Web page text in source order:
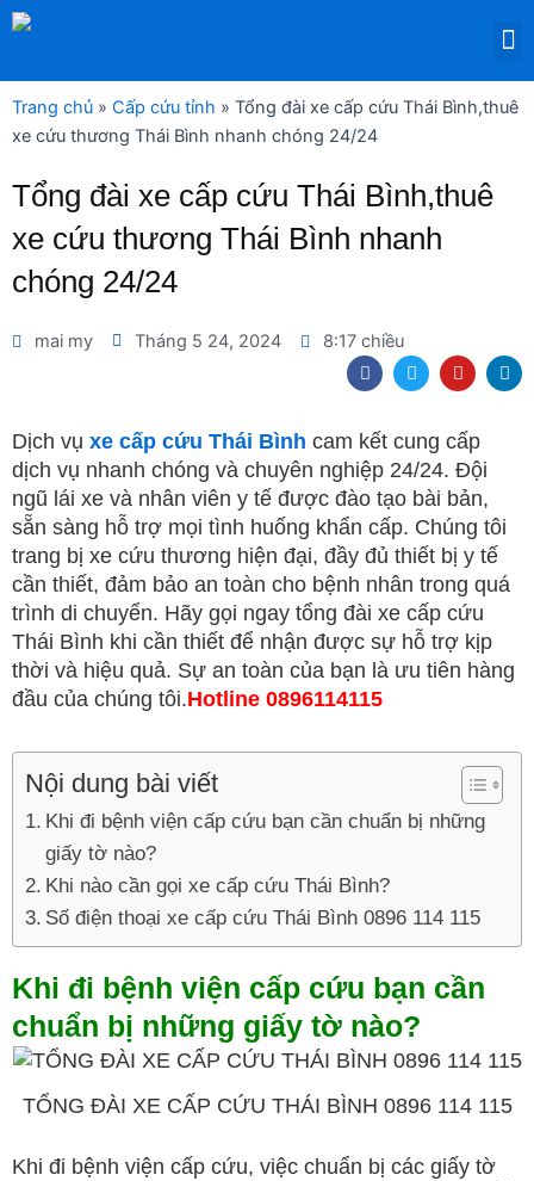
Nhảy
dung
Trang chủ » Cấp cứu tỉnh » Tổng đài xe cấp cứu Thái Bình,thuê
xe cứu thương Thái Bình nhanh chóng 24/24
Tổng đài xe cấp cứu Thái Bình,thuê
xe cứu thương Thái Bình nhanh
chóng 24/24
mai my Tháng 5 24, 2024 8:17 chiều
F
a
c
b
o
o
k
T
w
i
t
e
r
Y
o
u
u
b
e
L
i
n
Dịch vụ xe cấp cứu Thái Bình cam kết cung cấp
dịch vụ nhanh chóng và chuyên nghiệp 24/24. Đội
ngũ lái xe và nhân viên y tế được đào tạo bài bản,
sẵn sàng hỗ trợ mọi tình huống khẩn cấp. Chúng tôi
trang bị xe cứu thương hiện đại, đầy đủ thiết bị y tế
cần thiết, đảm bảo an toàn cho bệnh nhân trong quá
trình di chuyển. Hãy gọi ngay tổng đài xe cấp cứu
Thái Bình khi cần thiết để nhận được sự hỗ trợ kịp
thời và hiệu quả. Sự an toàn của bạn là ưu tiên hàng
đầu của chúng tôi.Hotline 0896114115
Nội dung bài viết
Khi đi bệnh viện cấp cứu bạn cần chuẩn bị những
giấy tờ nào?
Khi nào cần gọi xe cấp cứu Thái Bình?
Số điện thoại xe cấp cứu Thái Bình 0896 114 115
Khi đi bệnh viện cấp cứu bạn cần
chuẩn bị những giấy tờ nào?
TỔNG ĐÀI XE CẤP CỨU THÁI BÌNH 0896 114 115
Khi đi bệnh viện cấp cứu, việc chuẩn bị các giấy tờ